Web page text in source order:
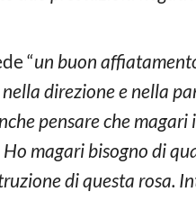
“un buon
direzione e nella
pensare che
Ho magari bisogno di
di questa rosa.